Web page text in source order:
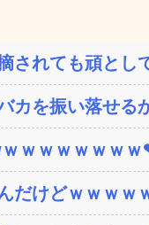
されても頑とし
カを振い落せる
ｗｗｗｗｗｗ
だけどｗｗｗｗ